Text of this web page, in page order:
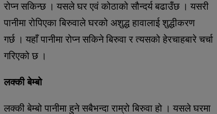
रोप्न सकिन्छ । यसले घर एवं कोठाको सौन्दर्य बढाउँछ । यसरी
पानीमा रोपिएका बिरुवाले घरको अशुद्ध हावालाई शुद्धीकरण
गर्छ । यहाँ पानीमा रोप्न सकिने बिरुवा र त्यसको हेरचाहबारे चर्चा
गरिएको छ ।
लक्की बेम्बो
लक्की बेम्बो पानीमा हुने सबैभन्दा राम्रो बिरुवा हो । यसले घरमा